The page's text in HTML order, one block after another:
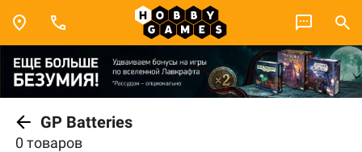
GP Batteries
0 товаров